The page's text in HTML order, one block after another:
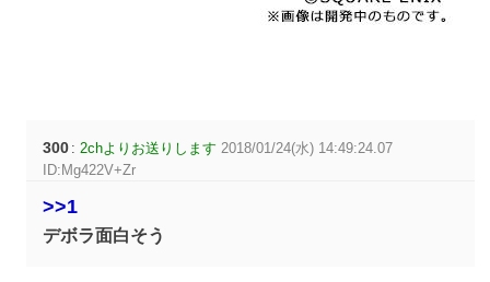
300 : 2chよりお送りします 2018/01/24(水) 14:49:24.07
ID:Mg422V+Zr
>>1
デボラ面白そう